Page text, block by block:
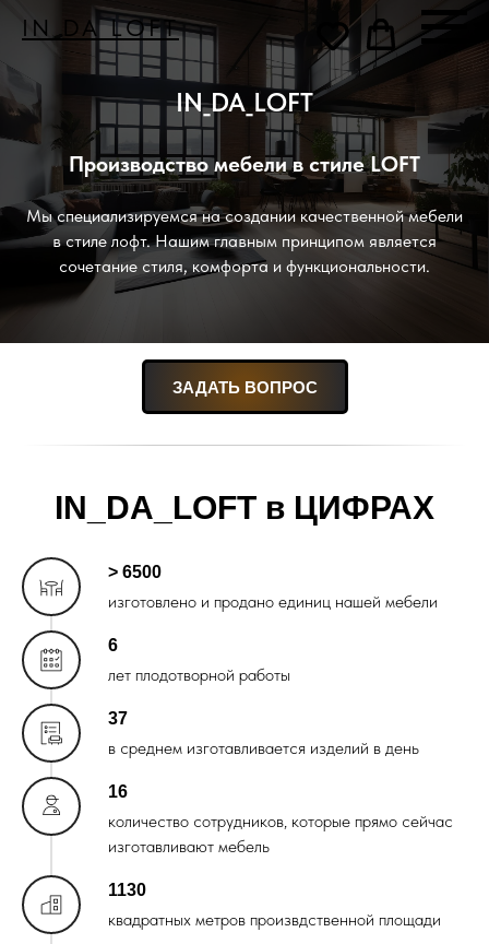
IN_DA_LOFT
IN_DA_LOFT
Производство мебели в стиле LOFT
Мы специализируемся на создании качественной мебели
в стиле лофт. Нашим главным принципом является
сочетание стиля, комфорта и функциональности.
ЗАДАТЬ ВОПРОС
IN_DA_LOFT в ЦИФРАХ
> 6500
изготовлено и продано единиц нашей мебели
6
лет плодотворной работы
37
в среднем изготавливается изделий в день
16
количество сотрудников, которые прямо сейчас
изготавливают мебель
1130
квадратных метров произвдственной площади